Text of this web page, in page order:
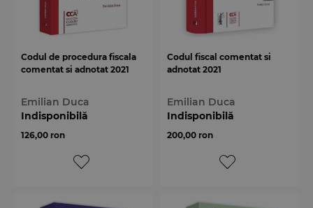
Codul de procedura fiscala
comentat si adnotat 2021
Emilian Duca
Indisponibilă
126,00 ron
Codul fiscal comentat si
adnotat 2021
Emilian Duca
Indisponibilă
200,00 ron